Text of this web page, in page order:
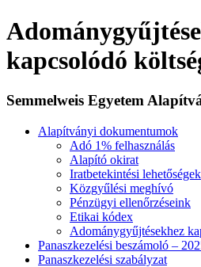
kapcsolódó
Semmelweis Egyetem
Alapítványi dokumentumok
Adó 1% felhasználás
Alapító okirat
Iratbetekintési lehetőségek
Közgyűlési meghívó
Pénzügyi ellenőrzéseink
Etikai kódex
Adománygyűjtésekhez
Panaszkezelési beszámoló –
Panaszkezelési szabályzat